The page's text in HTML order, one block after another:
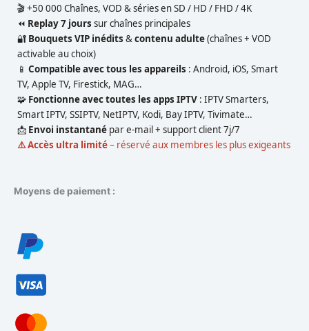
🎬 +50 000 Chaînes, VOD & séries en SD / HD / FHD / 4K
⏪ Replay 7 jours sur chaînes principales
🔐 Bouquets VIP inédits &contenu adulte(chaînes + VOD
activable au choix)
📱 Compatible avec tous les appareils : Android, iOS, Smart
TV, Apple TV, Firestick, MAG…
🧩 Fonctionne avec toutes les apps IPTV : IPTV Smarters,
Smart IPTV, SSIPTV, NetIPTV, Kodi, Bay IPTV, Tivimate…
📩 Envoi instantané par e-mail + support client 7j/7
⚠️ Accès ultra limité– réservé aux membres les plus exigeants
Moyens de paiement :